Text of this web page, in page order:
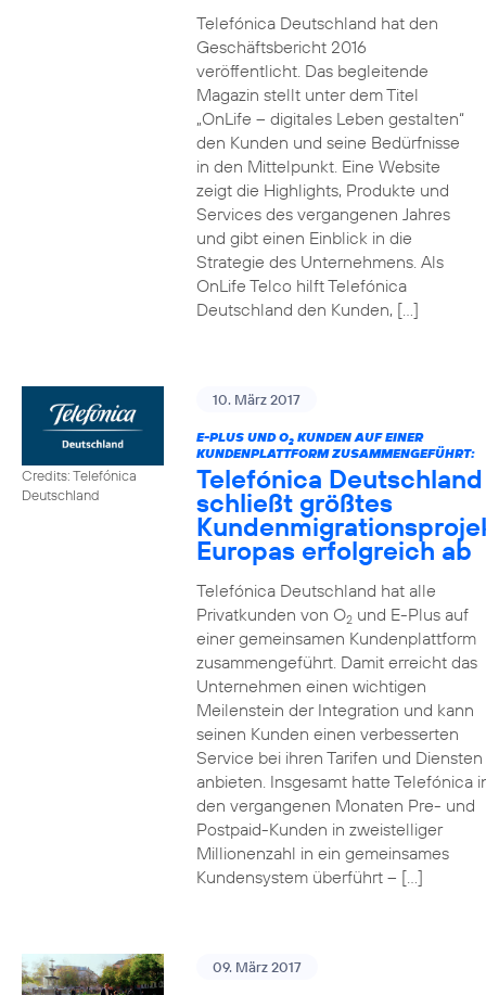
Telefónica Deutschland hat den
Geschäftsbericht 2016
veröffentlicht. Das begleitende
Magazin stellt unter dem Titel
„OnLife – digitales Leben gestalten“
den Kunden und seine Bedürfnisse
in den Mittelpunkt. Eine Website
zeigt die Highlights, Produkte und
Services des vergangenen Jahres
und gibt einen Einblick in die
Strategie des Unternehmens. Als
OnLife Telco hilft Telefónica
Deutschland den Kunden, […]
Credits: Telefónica
Deutschland
10. März 2017
E-PLUS UND O2KUNDEN AUF EINER
KUNDENPLATTFORM ZUSAMMENGEFÜHRT:
Telefónica Deutschland
schließt größtes
Europas erfolgreich ab
Telefónica Deutschland hat alle
Privatkunden von O2und E-Plus auf
einer gemeinsamen Kundenplattform
zusammengeführt. Damit erreicht das
Unternehmen einen wichtigen
Meilenstein der Integration und kann
seinen Kunden einen verbesserten
Service bei ihren Tarifen und Diensten
anbieten. Insgesamt hatte Telefónica
den vergangenen Monaten Pre- und
Postpaid-Kunden in zweistelliger
Millionenzahl in ein gemeinsames
Kundensystem überführt – […]
09. März 2017